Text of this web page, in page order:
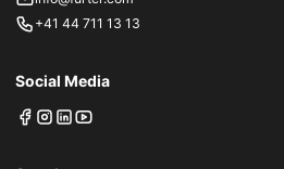
+41 44 711 13 13
Social Media